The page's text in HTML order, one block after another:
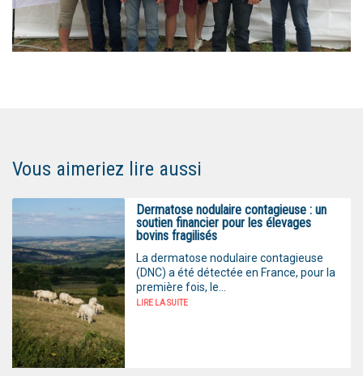
Vous aimeriez lire aussi
Dermatose nodulaire contagieuse : un
soutien financier pour les élevages
bovins fragilisés
La dermatose nodulaire contagieuse
(DNC) a été détectée en France, pour la
première fois, le...
LIRE LA SUITE